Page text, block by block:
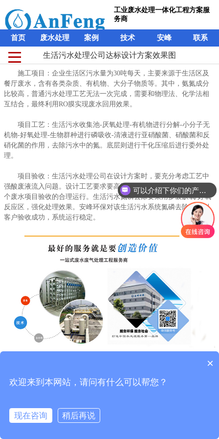
工业废水处理一体化工程方案服
务商
首页 废水处理 案例 技术 安峰 联系
生活污水处理公司达标设计方案效果图
施工项目：企业生活区污水量为30吨每天，主要来源于生活区及
餐厅废水，含有各类杂质、有机物、大分子物质等。其中，氨氮成分
比较高，普通污水处理工艺无法一次完成，需要和物理法、化学法相
互结合，最终利用RO膜实现废水回用效果。
项目工艺：生活污水收集池-厌氧处理-有机物进行分解-小分子无
机物-好氧处理-生物群种进行磷吸收-清液进行亚硝酸菌、硝酸菌和反
硝化菌的作用，去除污水中的氮。底层则进行干化压缩后进行委外处
理。
项目验收：生活污水处理公司在设计方案时，要充分考虑工艺中
强酸废液流入问题。设计工艺要求要高于实际出水标准，从而确保整
个废水项目验收的合理运行。生活污水氮磷去除要采用多级缺氧/好氧
反应区，强化处理效果。安峰环保对该生活污水系统氮磷去除，得到
客户验收成功，系统运行稳定。
版权所有：苏州安峰环保技术有限公司
苏公网安备32059002006520号
技术支持：乐易迅技术部
务商
首页 废水处理 案例 技术 安峰 联系
生活污水处理公司达标设计方案效果图
施工项目：企业生活区污水量为30吨每天，主要来源于生活区及
餐厅废水，含有各类杂质、有机物、大分子物质等。其中，氨氮成分
比较高，普通污水处理工艺无法一次完成，需要和物理法、化学法相
互结合，最终利用RO膜实现废水回用效果。
项目工艺：生活污水收集池-厌氧处理-有机物进行分解-小分子无
机物-好氧处理-生物群种进行磷吸收-清液进行亚硝酸菌、硝酸菌和反
硝化菌的作用，去除污水中的氮。底层则进行干化压缩后进行委外处
理。
项目验收：生活污水处理公司在设计方案时，要充分考虑工艺中
强酸废液流入问题。设计工艺要求要高于实际出水标准，从而确保整
个废水项目验收的合理运行。生活污水氮磷去除要采用多级缺氧/好氧
反应区，强化处理效果。安峰环保对该生活污水系统氮磷去除，得到
客户验收成功，系统运行稳定。
版权所有：苏州安峰环保技术有限公司
苏公网安备32059002006520号
技术支持：乐易迅技术部
可以介绍下你们的产品么？
×
欢迎来到本网站，请问有什么可以帮您？
现在咨询 稍后再说